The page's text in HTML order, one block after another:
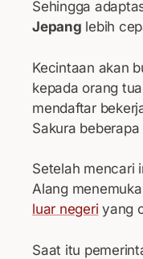
Sehingga
Jepang lebih
Kecintaan akan
kepada orang
mendaftar
Sakura
Setelah mencari
Alang
luar negeri yang
Saat itu